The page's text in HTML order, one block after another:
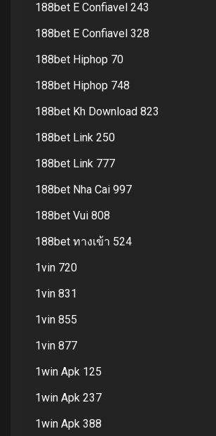
188bet E Confiavel 243
188bet E Confiavel 328
188bet Hiphop 70
188bet Hiphop 748
188bet Kh Download 823
188bet Link 250
188bet Link 777
188bet Nha Cai 997
188bet Vui 808
188bet ทางเข้า 524
1vin 720
1vin 831
1vin 855
1vin 877
1win Apk 125
1win Apk 237
1win Apk 388